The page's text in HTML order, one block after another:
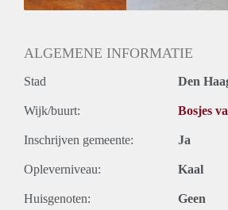
ALGEMENE INFORMATIE
Stad Den
Wijk/buurt: Bosjes
Inschrijven gemeente: Ja
Opleverniveau: Kaal
Huisgenoten: Geen